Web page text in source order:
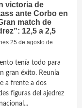
victoria de
ante Corbo en
match de
12,5 a 2,5
25 de agosto de
tenía todo para
gran éxito. Reunía
a frente a dos
figuras del ajedrez